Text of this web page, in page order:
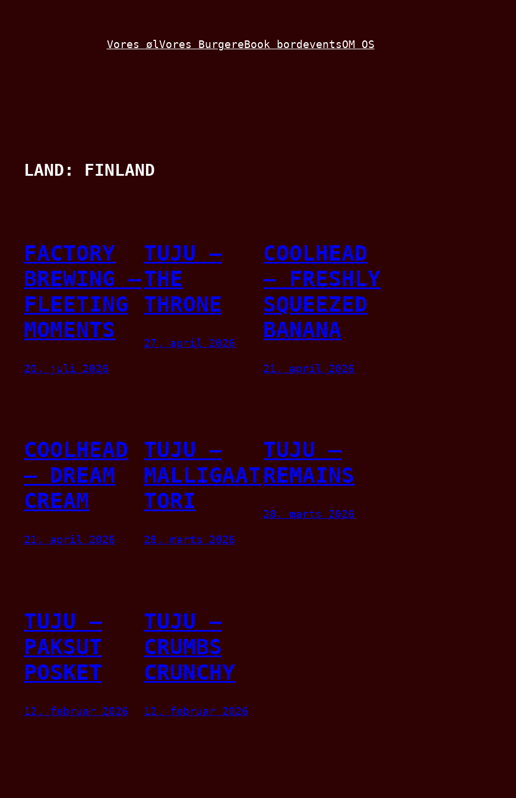
Vores ølVores BurgereBook bordeventsOM OS
LAND: FINLAND
FACTORY
BREWING –
FLEETING
MOMENTS
20. juli 2026
TUJU –
THE
THRONE
27. april 2026
COOLHEAD
– FRESHLY
SQUEEZED
BANANA
21. april 2026
COOLHEAD
– DREAM
CREAM
21. april 2026
TUJU –
MALLIGAAT
TORI
28. marts 2026
TUJU –
REMAINS
28. marts 2026
TUJU –
PAKSUT
POSKET
12. februar 2026
TUJU –
CRUMBS
CRUNCHY
12. februar 2026